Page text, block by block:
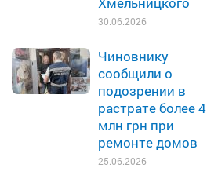
30.06.2026
Чиновнику
сообщили о
подозрении в
растрате более 4
млн грн при
ремонте домов
25.06.2026